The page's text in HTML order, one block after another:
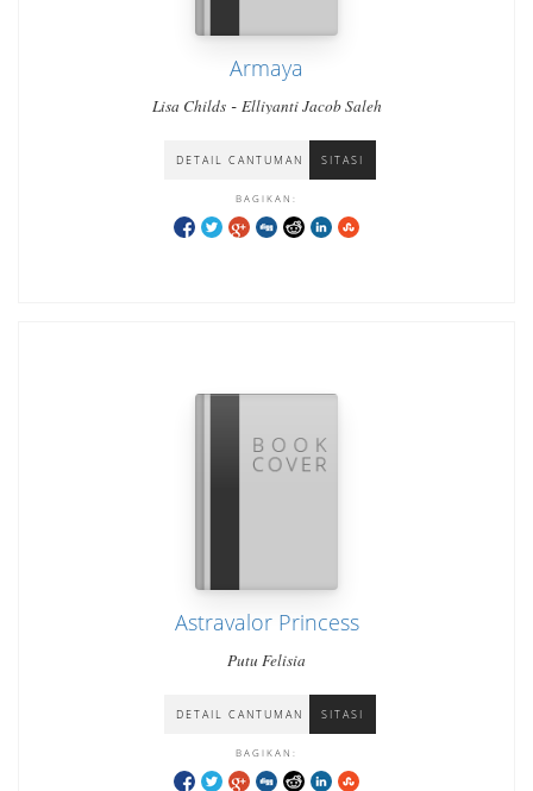
Armaya
Lisa Childs- Elliyanti Jacob Saleh
DETAIL CANTUMAN SITASI
BAGIKAN:
Astravalor Princess
Putu Felisia
DETAIL CANTUMAN SITASI
BAGIKAN: